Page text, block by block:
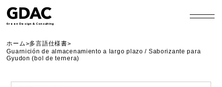
GDAC
Green Design & Consulting
ホーム>多言語仕様書>
Guarnición de almacenamiento a largo plazo / Saborizante para
Gyudon (bol de ternera)